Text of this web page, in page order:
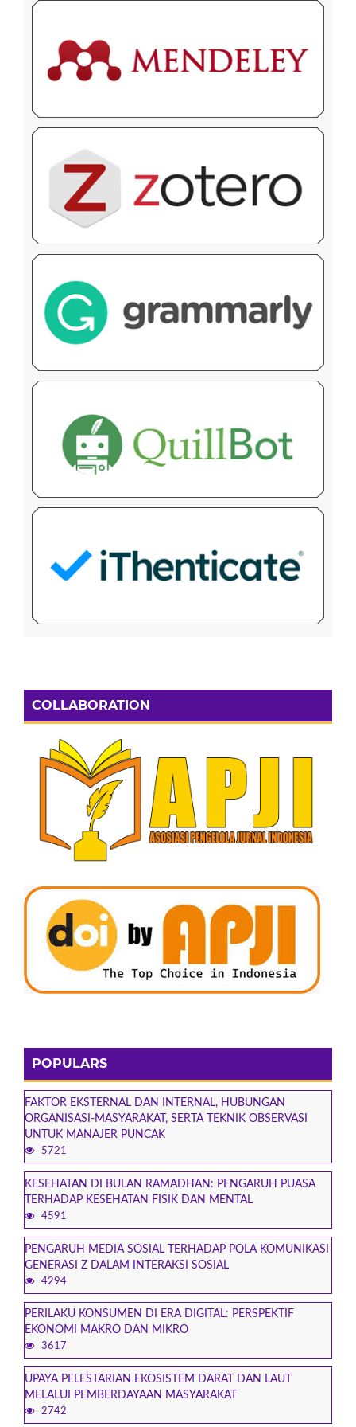
COLLABORATION
POPULARS
FAKTOR EKSTERNAL DAN INTERNAL, HUBUNGAN
ORGANISASI-MASYARAKAT, SERTA TEKNIK OBSERVASI
UNTUK MANAJER PUNCAK
5721
KESEHATAN DI BULAN RAMADHAN: PENGARUH PUASA
TERHADAP KESEHATAN FISIK DAN MENTAL
4591
PENGARUH MEDIA SOSIAL TERHADAP POLA KOMUNIKASI
GENERASI Z DALAM INTERAKSI SOSIAL
4294
PERILAKU KONSUMEN DI ERA DIGITAL: PERSPEKTIF
EKONOMI MAKRO DAN MIKRO
3617
UPAYA PELESTARIAN EKOSISTEM DARAT DAN LAUT
MELALUI PEMBERDAYAAN MASYARAKAT
2742